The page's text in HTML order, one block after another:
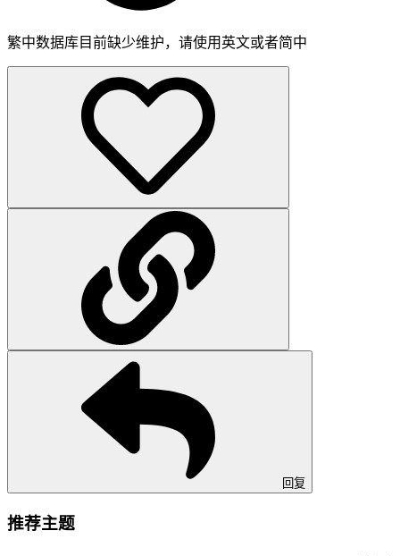
繁中数据库目前缺少维护，请使用英文或者简中
回复
推荐主题